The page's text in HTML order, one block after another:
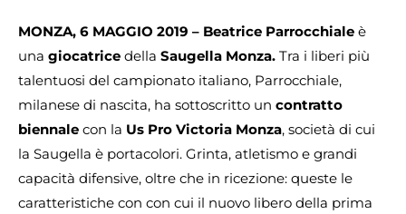
MONZA, 6 MAGGIO 2019 – Beatrice Parrocchiale è
una giocatrice della Saugella Monza. Tra i liberi più
talentuosi del campionato italiano, Parrocchiale,
milanese di nascita, ha sottoscritto un contratto
biennale con la Us Pro Victoria Monza, società di cui
la Saugella è portacolori. Grinta, atletismo e grandi
capacità difensive, oltre che in ricezione: queste le
caratteristiche con con cui il nuovo libero della prima